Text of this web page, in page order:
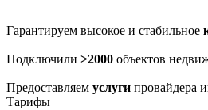
Гарантируем высокое и стабильное
Подключили >2000 объектов
Предоставляем услуги провайдера
Тарифы